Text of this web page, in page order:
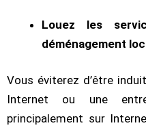
Louez les
déménagement
Vous éviterez d’être
Internet ou une
principalement sur